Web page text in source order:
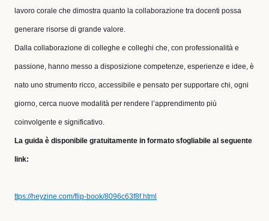
lavoro corale che dimostra quanto la collaborazione tra docenti possa
generare risorse di grande valore.
Dalla collaborazione di colleghe e colleghi che, con professionalità e
passione, hanno messo a disposizione competenze, esperienze e idee, è
nato uno strumento ricco, accessibile e pensato per supportare chi, ogni
giorno, cerca nuove modalità per rendere l’apprendimento più
coinvolgente e significativo.
La guida è disponibile gratuitamente in formato sfogliabile al seguente
link:
ttps://heyzine.com/flip-book/8096c63f8f.html